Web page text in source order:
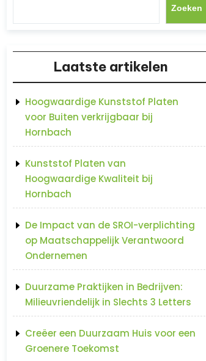
Zoeken
Laatste artikelen
Hoogwaardige Kunststof Platen
voor Buiten verkrijgbaar bij
Hornbach
Kunststof Platen van
Hoogwaardige Kwaliteit bij
Hornbach
De Impact van de SROI-verplichting
op Maatschappelijk Verantwoord
Ondernemen
Duurzame Praktijken in Bedrijven:
Milieuvriendelijk in Slechts 3 Letters
Creëer een Duurzaam Huis voor een
Groenere Toekomst